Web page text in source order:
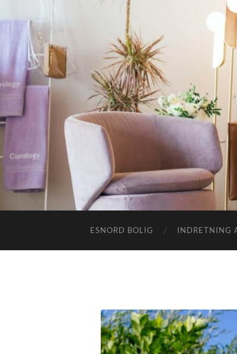
ESNORD BOLIG INDRETNING